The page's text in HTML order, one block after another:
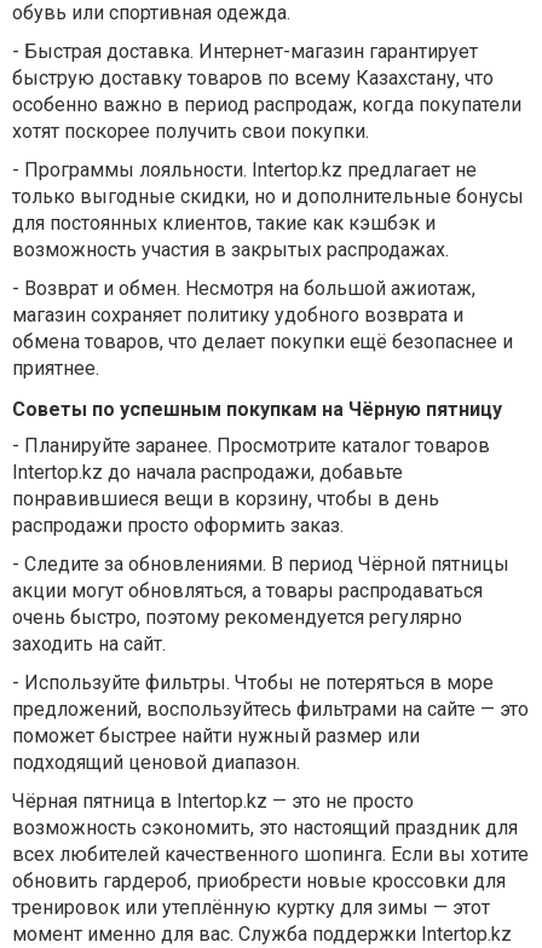
обувь или спортивная одежда.
- Быстрая доставка. Интернет-магазин гарантирует
быструю доставку товаров по всему Казахстану, что
особенно важно в период распродаж, когда покупатели
хотят поскорее получить свои покупки.
- Программы лояльности. Intertop.kz предлагает не
только выгодные скидки, но и дополнительные бонусы
для постоянных клиентов, такие как кэшбэк и
возможность участия в закрытых распродажах.
- Возврат и обмен. Несмотря на большой ажиотаж,
магазин сохраняет политику удобного возврата и
обмена товаров, что делает покупки ещё безопаснее и
приятнее.
Советы по успешным покупкам на Чёрную пятницу
- Планируйте заранее. Просмотрите каталог товаров
Intertop.kz до начала распродажи, добавьте
понравившиеся вещи в корзину, чтобы в день
распродажи просто оформить заказ.
- Следите за обновлениями. В период Чёрной пятницы
акции могут обновляться, а товары распродаваться
очень быстро, поэтому рекомендуется регулярно
заходить на сайт.
- Используйте фильтры. Чтобы не потеряться в море
предложений, воспользуйтесь фильтрами на сайте — это
поможет быстрее найти нужный размер или
подходящий ценовой диапазон.
Чёрная пятница в Intertop.kz — это не просто
возможность сэкономить, это настоящий праздник для
всех любителей качественного шопинга. Если вы хотите
обновить гардероб, приобрести новые кроссовки для
тренировок или утеплённую куртку для зимы — этот
момент именно для вас. Служба поддержки Intertop.kz